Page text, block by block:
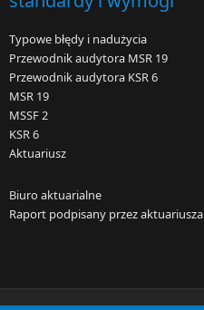
Typowe błędy i nadużycia
Przewodnik audytora MSR 19
Przewodnik audytora KSR 6
MSR 19
MSSF 2
KSR 6
Aktuariusz
Biuro aktuarialne
Raport podpisany przez aktuariusza